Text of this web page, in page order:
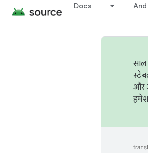
Docs
साल
और